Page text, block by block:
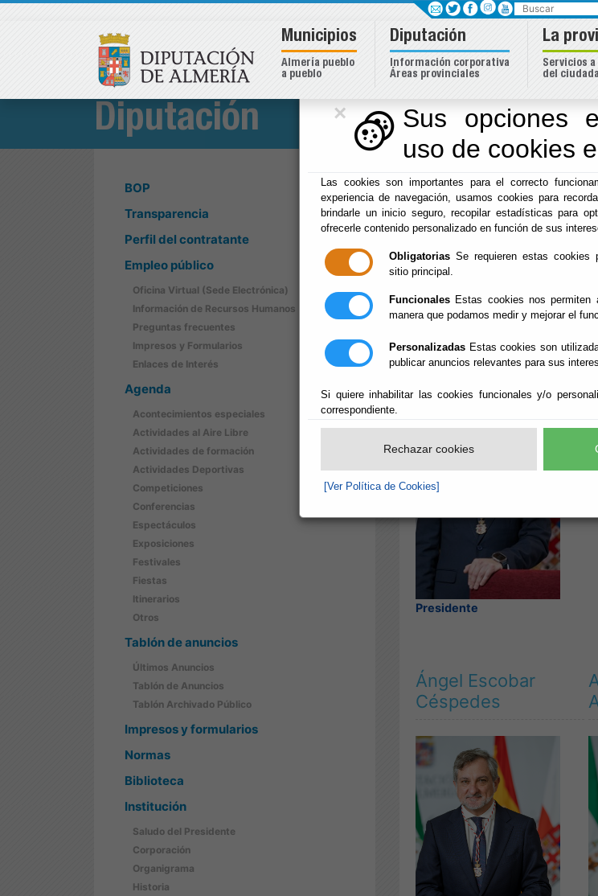
×
Sus opciones
uso de cookies
Las cookies son importantes para el correcto
experiencia de navegación, usamos cookies para
brindarle un inicio seguro, recopilar estadísticas para
ofrecerle contenido personalizado en función de sus
Obligatorias Se requieren estas cookies
sitio principal.
Funcionales Estas cookies nos
manera que podamos medir y mejorar el
Personalizadas Estas cookies son
publicar anuncios relevantes para sus
Si quiere inhabilitar las cookies funcionales y/o
correspondiente.
Rechazar cookies
[Ver Política de Cookies]
Diputación
BOP
Transparencia
Perfil del contratante
Empleo público
Oficina Virtual (Sede Electrónica)
Información de Recursos Humanos
Preguntas frecuentes
Impresos y Formularios
Enlaces de Interés
Agenda
Acontecimientos especiales
Actividades al Aire Libre
Actividades de formación
Actividades Deportivas
Competiciones
Conferencias
Espectáculos
Exposiciones
Festivales
Fiestas
Itinerarios
Otros
Tablón de anuncios
Últimos Anuncios
Tablón de Anuncios
Tablón Archivado Público
Impresos y formularios
Normas
Biblioteca
Institución
Saludo del Presidente
Corporación
Organigrama
Historia
Inicio -Diputación - pleno
Escuchar
Partido Popular
José Antonio García
Alcaina
Presidente
Ángel Escobar
Céspedes
Buscar
Municipios
Almería pueblo
a pueblo
Diputación
Información corporativa
Áreas provinciales
La
Servicios
del